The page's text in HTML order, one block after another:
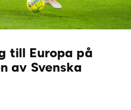
till Europa på
av Svenska